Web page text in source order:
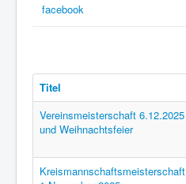
facebook
Titel
Vereinsmeisterschaft 6.12.2025
und Weihnachtsfeier
Kreismannschaftsmeisterschaft